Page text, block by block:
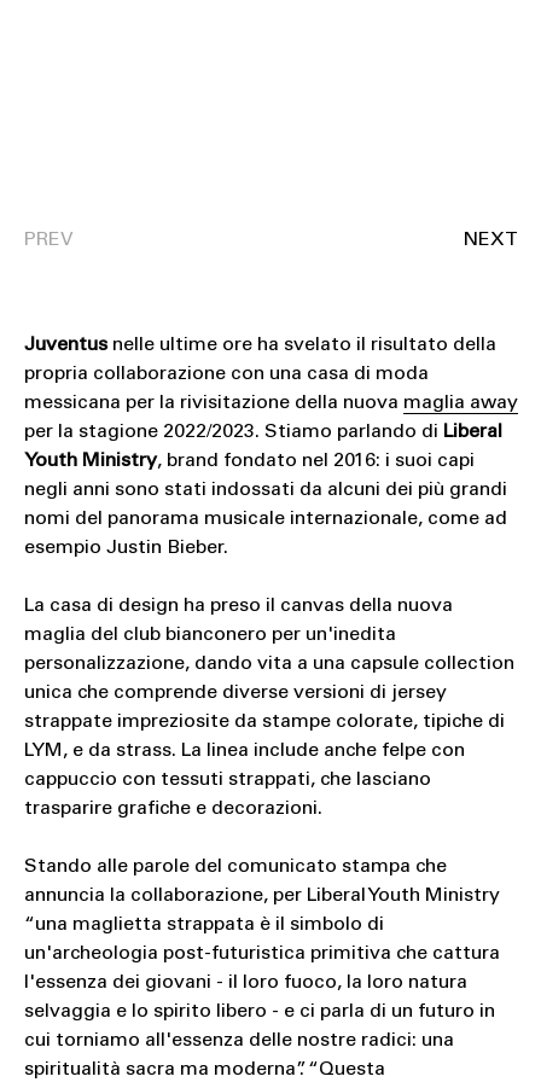
Juventusnelle ultime ore ha svelato il risultato della
propria collaborazione con una casa di moda
messicana per la rivisitazione della nuova maglia away
per la stagione 2022/2023. Stiamo parlando di Liberal
Youth Ministry, brand fondato nel 2016: i suoi capi
negli anni sono stati indossati da alcuni dei più grandi
nomi del panorama musicale internazionale, come ad
esempio Justin Bieber.
La casa di design ha preso il canvas della nuova
maglia del club bianconero per un'inedita
personalizzazione, dando vita a una capsule collection
unica che comprende diverse versioni di jersey
strappate impreziosite da stampe colorate, tipiche di
LYM, e da strass. La linea include anche felpe con
cappuccio con tessuti strappati, che lasciano
trasparire grafiche e decorazioni.
Stando alle parole del comunicato stampa che
annuncia la collaborazione, per Liberal Youth Ministry
“una maglietta strappata è il simbolo di
un'archeologia post-futuristica primitiva che cattura
l'essenza dei giovani - il loro fuoco, la loro natura
selvaggia e lo spirito libero - e ci parla di un futuro in
cui torniamo all'essenza delle nostre radici: una
spiritualità sacra ma moderna”. “Questa